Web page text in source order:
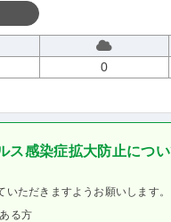
0
ス感染症拡大防止につ
ただきますようお願いします。
る方